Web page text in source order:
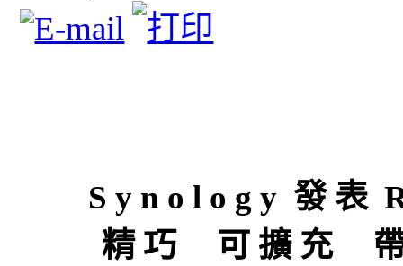
S y n o l o g y 發 表
精 巧 可 擴 充 帶